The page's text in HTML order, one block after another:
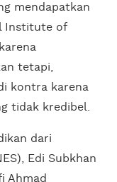
mendapatkan
Institute of
tetapi,
kontra karena
tidak kredibel.
dari
Edi Subkhan
Ahmad